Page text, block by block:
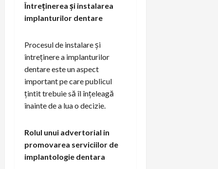
Întreținerea și instalarea
implanturilor dentare
Procesul de instalare și
întreținere a implanturilor
dentare este un aspect
important pe care publicul
țintit trebuie să îl înțeleagă
înainte de a lua o decizie.
Rolul unui advertorial in
promovarea serviciilor de
implantologie dentara